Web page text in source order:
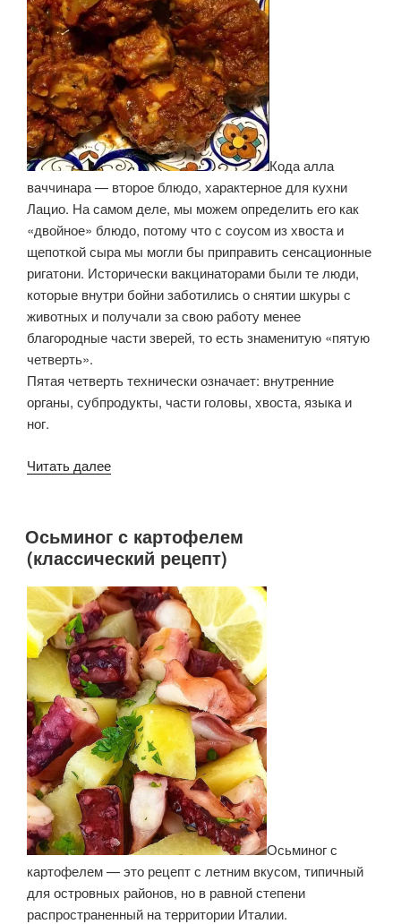
Кода алла
ваччинара — второе блюдо, характерное для кухни
Лацио. На самом деле, мы можем определить его как
«двойное» блюдо, потому что с соусом из хвоста и
щепоткой сыра мы могли бы приправить сенсационные
ригатони. Исторически вакцинаторами были те люди,
которые внутри бойни заботились о снятии шкуры с
животных и получали за свою работу менее
благородные части зверей, то есть знаменитую «пятую
четверть».
Пятая четверть технически означает: внутренние
органы, субпродукты, части головы, хвоста, языка и
ног.
Читать далее«Кода
ОПУБЛИКОВАНО
Осьминог с картофелем
(классический рецепт)
Осьминог с
картофелем — это рецепт с летним вкусом, типичный
для островных районов, но в равной степени
распространенный на территории Италии.